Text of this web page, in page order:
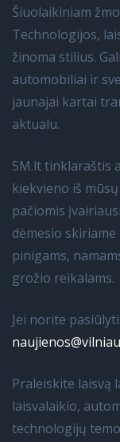
Šiuolaikiniam
Technologijos,
žinoma stilius.
automobiliai ir
jaunajai kartai
aktualu.
5M.lt tinklaraštis
kiekvieno iš
pačiomis
dėmesio
pinigams,
grožio reikalams.
Jei norite
Praleiskite laisvą
laisvalaikio,
technologijų